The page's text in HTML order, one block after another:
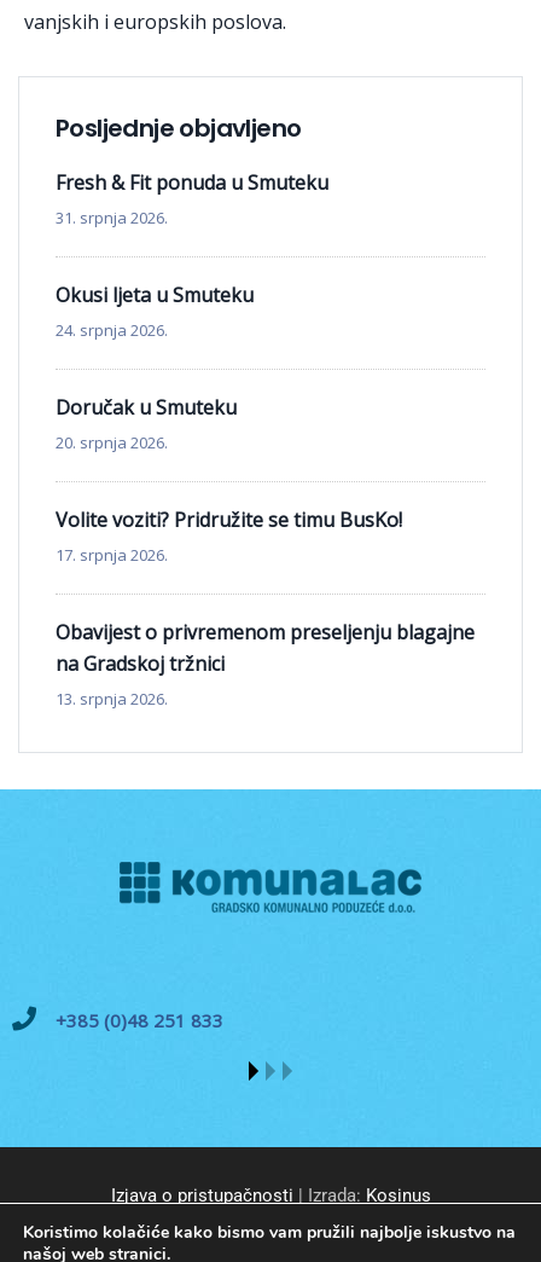
vanjskih i europskih poslova.
Posljednje objavljeno
Fresh & Fit ponuda u Smuteku
31. srpnja 2026.
Okusi ljeta u Smuteku
24. srpnja 2026.
Doručak u Smuteku
20. srpnja 2026.
Volite voziti? Pridružite se timu BusKo!
17. srpnja 2026.
Obavijest o privremenom preseljenju blagajne
na Gradskoj tržnici
13. srpnja 2026.
+385 (0)48 251 833
Izjava o pristupačnosti | Izrada: Kosinus
Koristimo kolačiće kako bismo vam pružili najbolje iskustvo na
našoj web stranici.